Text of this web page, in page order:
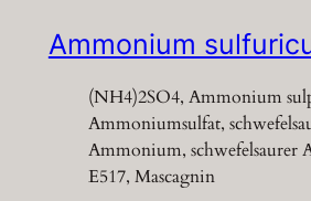
Ammonium
(NH4)2SO4, Ammonium
Ammoniumsulfat,
Ammonium, schwefelsaurer
E517, Mascagnin